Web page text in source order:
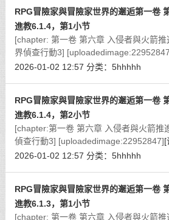
RPG冒險家與冒險家世界的邂逅第一卷
進教6.1.4，第1小节
[chapter: 第一卷 第六章 入侵者與火箭
界偵查行動3]
2026-01-02 12:57 分类： 5hhhhh
RPG冒險家與冒險家世界的邂逅第一卷
進教6.1.4，第2小节
[chapter:第一卷 第六章 入侵者與火箭推
偵查行動3] [uploadedimage:22952847][
2026-01-02 12:57 分类： 5hhhhh
RPG冒險家與冒險家世界的邂逅第一卷
進教6.1.3，第1小节
[chapter: 第一卷 第六章 入侵者與火箭